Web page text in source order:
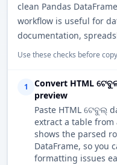
clean Pandas
workflow is useful for
documentation,
Use these checks before
1
Convert HTML
preview
Paste HTML ଟେବୁଲ୍
extract a table from
shows the parsed
DataFrame, so you
formatting issues